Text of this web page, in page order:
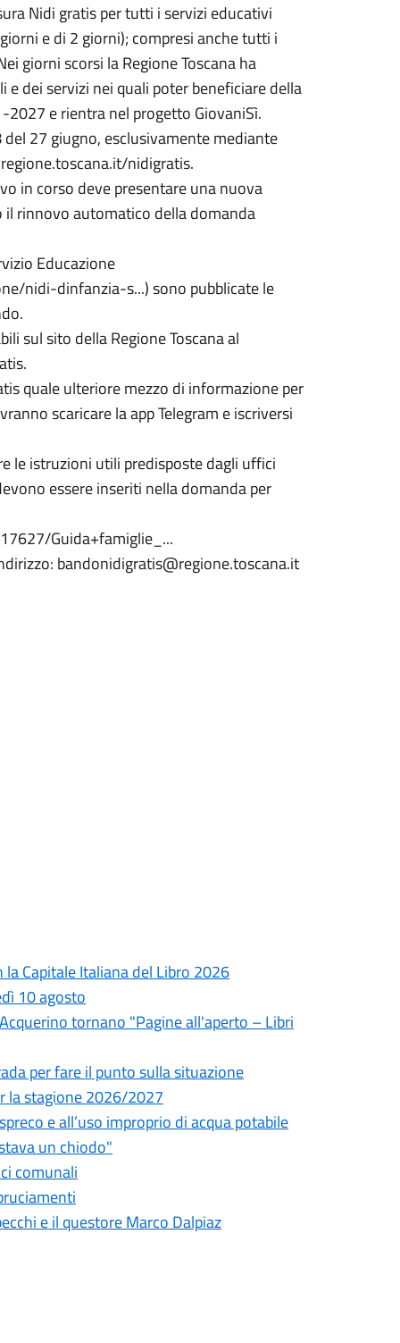
Nidi gratis per tutti i servizi educativi
e di 2 giorni); compresi anche tutti i
giorni scorsi la Regione Toscana ha
dei servizi nei quali poter beneficiare della
2027 e rientra nel progetto GiovaniSì.
27 giugno, esclusivamente mediante
nidigratis.
in corso deve presentare una nuova
rinnovo automatico della domanda
Educazione
nidi-dinfanzia-s...) sono pubblicate le
sul sito della Regione Toscana al
quale ulteriore mezzo di informazione per
scaricare la app Telegram e iscriversi
le istruzioni utili predisposte dagli uffici
essere inseriti nella domanda per
Guida+famiglie_...
bandonidigratis@regione.toscana.it
Capitale Italiana del Libro 2026
10 agosto
tornano "Pagine all'aperto – Libri
per fare il punto sulla situazione
la stagione 2026/2027
e all’uso improprio di acqua potabile
un chiodo"
comunali
e il questore Marco Dalpiaz